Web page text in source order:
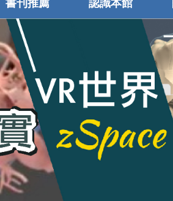
書刊推薦 認識本館